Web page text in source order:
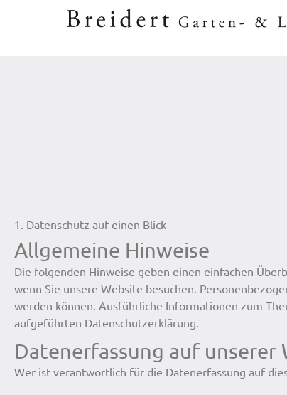
1. Datenschutz auf einen Blick
Allgemeine Hinweise
Die folgenden Hinweise geben einen einfachen
wenn Sie unsere Website besuchen.
werden können. Ausführliche Informationen zum
aufgeführten Datenschutzerklärung.
Datenerfassung auf unserer
Wer ist verantwortlich für die Datenerfassung auf